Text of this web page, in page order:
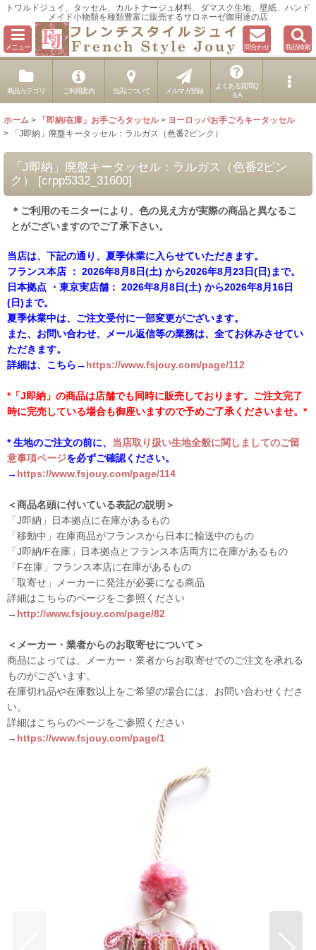
トワルドジュイ、タッセル、カルトナージュ材料、ダマスク生地、壁紙、ハンド
メイド小物類を種類豊富に販売するサロネーゼ御用達の店
メニュー 問合わせ 商品検索
商品カテゴリ ご利用案内 当店について メルマガ登録
よくある質問Q
＆A
ホーム > 「即納/在庫」お手ごろタッセル > ヨーロッパお手ごろキータッセル
>
「J即納」廃盤キータッセル：ラルガス（色番2ピンク）
「J即納」廃盤キータッセル：ラルガス（色番2ピン
ク）
[crpp5332_31600]
＊ご利用のモニターにより、色の見え方が実際の商品と異なるこ
とがございますのでご了承下さい。
当店は、下記の通り、夏季休業に入らせていただきます。
フランス本店 ： 2026年8月8日(土) から2026年8月23日(日)まで。
日本拠点 ・東京実店舗： 2026年8月8日(土) から2026年8月16日
(日)まで。
夏季休業中は、ご注文受付に一部変更がございます。
また、お問い合わせ、メール返信等の業務は、全てお休みさせてい
ただきます。
詳細は、こちら→ https://www.fsjouy.com/page/112
*「J即納」の商品は店舗でも同時に販売しております。ご注文完了
時に完売している場合も御座いますので予めご了承くださいませ。*
* 生地のご注文の前に、 当店取り扱い生地全般に関しましてのご留
意事項ページを必ずご確認ください。
→ https://www.fsjouy.com/page/114
＜商品名頭に付いている表記の説明＞
「J即納」日本拠点に在庫があるもの
「移動中」在庫商品がフランスから日本に輸送中のもの
「J即納/F在庫」日本拠点とフランス本店両方に在庫があるもの
「F在庫」フランス本店に在庫があるもの
「取寄せ」メーカーに発注が必要になる商品
詳細はこちらのページをご参照ください
→ http://www.fsjouy.com/page/82
＜メーカー・業者からのお取寄せについて＞
商品によっては、メーカー・業者からお取寄せでのご注文を承れる
ものがございます。
在庫切れ品や在庫数以上をご希望の場合には、お問い合わせくださ
い。
詳細はこちらのページをご参照ください
→ https://www.fsjouy.com/page/1